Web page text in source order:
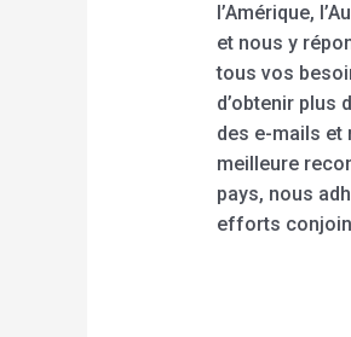
l’Amérique,
et nous y
tous vos
d’obtenir plus
des e-mails et
meilleure
pays, nous
efforts